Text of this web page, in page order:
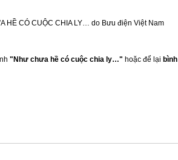
HỀ CÓ CUỘC CHIA LY… do Bưu điện Việt Nam
"Như chưa hề có cuộc chia ly…" hoặc để lại bình